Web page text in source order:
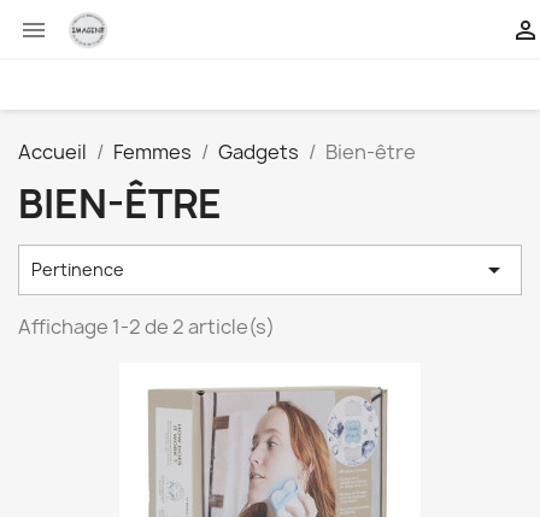
 
Accueil Femmes Gadgets Bien-être
BIEN-ÊTRE
Pertinence 
Affichage 1-2 de 2 article(s)